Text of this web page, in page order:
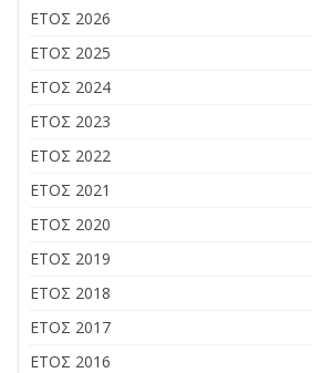
ΕΤΟΣ 2026
ΕΤΟΣ 2025
ΕΤΟΣ 2024
ΕΤΟΣ 2023
ΕΤΟΣ 2022
ΕΤΟΣ 2021
ΕΤΟΣ 2020
ΕΤΟΣ 2019
ΕΤΟΣ 2018
ΕΤΟΣ 2017
ΕΤΟΣ 2016